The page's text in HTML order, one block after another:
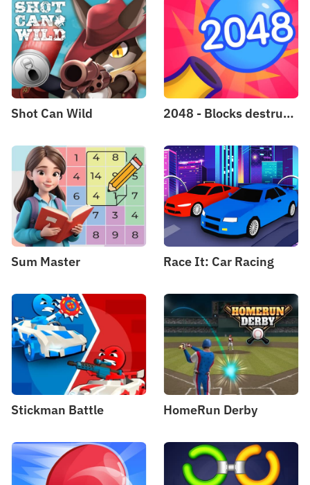
Shot Can Wild 2048 - Blocks destruction
Sum Master Race It: Car Racing
Stickman Battle HomeRun Derby